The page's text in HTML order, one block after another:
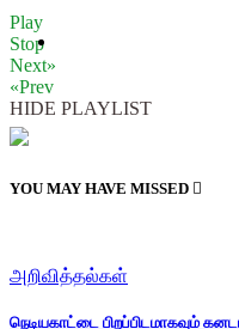
Play
Stop
Next»
«Prev
HIDE PLAYLIST
YOU MAY HAVE MISSED
அறிவித்தல்கள்
நெடியகாட்டை பிறப்பிடமாகவும்